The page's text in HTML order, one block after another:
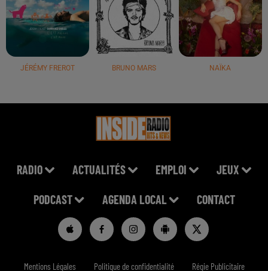
JÉRÉMY FREROT BRUNO MARS NAÏKA
RADIO ACTUALITÉS EMPLOI JEUX
PODCAST AGENDA LOCAL CONTACT
Mentions Légales Politique de confidentialité Régie Publicitaire